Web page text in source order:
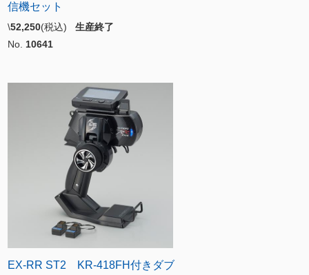
信機セット
\52,250(税込) 生産終了
No. 10641
EX-RR ST2 KR-418FH付きダブ